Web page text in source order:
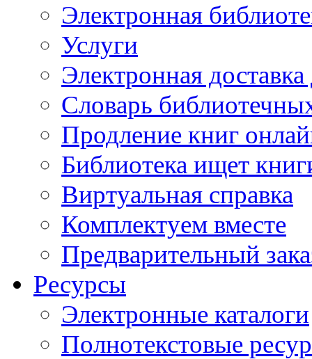
Электронная
Услуги
Электронная
Словарь
Продление книг
Библиотека ищет
Виртуальная справка
Комплектуем вместе
Предварительный
Ресурсы
Электронные каталоги
Полнотекстовые